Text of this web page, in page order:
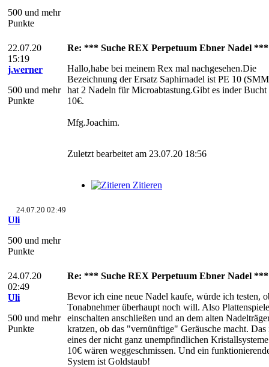
500 und mehr
Punkte
22.07.20
15:19
j.werner
500 und mehr
Punkte
Re: *** Suche REX Perpetuum Ebner Nadel ***
Hallo,habe bei meinem Rex mal nachgesehen.Die
Bezeichnung der Ersatz Saphirnadel ist PE 10
hat 2 Nadeln für Microabtastung.Gibt es inder Bucht
10€.
Mfg.Joachim.
Zuletzt bearbeitet am 23.07.20 18:56
Zitieren
24.07.20 02:49
Uli
500 und mehr
Punkte
24.07.20
02:49
Uli
500 und mehr
Punkte
Re: *** Suche REX Perpetuum Ebner Nadel ***
Bevor ich eine neue Nadel kaufe, würde ich testen,
Tonabnehmer überhaupt noch will. Also
einschalten anschließen und an dem alten
kratzen, ob das "vernünftige" Geräusche macht. Das
eines der nicht ganz unempfindlichen
10€ wären weggeschmissen. Und ein
System ist Goldstaub!